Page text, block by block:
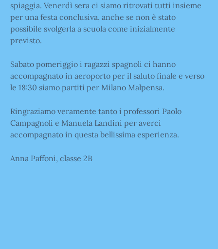
spiaggia. Venerdì sera ci siamo ritrovati tutti insieme
per una festa conclusiva, anche se non è stato
possibile svolgerla a scuola come inizialmente
previsto.
Sabato pomeriggio i ragazzi spagnoli ci hanno
accompagnato in aeroporto per il saluto finale e verso
le 18:30 siamo partiti per Milano Malpensa.
Ringraziamo veramente tanto i professori Paolo
Campagnoli e Manuela Landini per averci
accompagnato in questa bellissima esperienza.
Anna Paffoni, classe 2B